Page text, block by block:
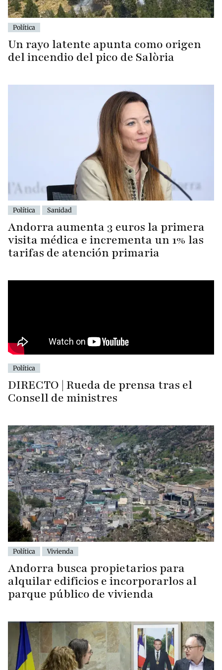
Política
Un rayo latente apunta como origen
del incendio del pico de Salòria
Política Sanidad
Andorra aumenta 3 euros la primera
visita médica e incrementa un 1% las
tarifas de atención primaria
Política
DIRECTO | Rueda de prensa tras el
Consell de ministres
Política Vivienda
Andorra busca propietarios para
alquilar edificios e incorporarlos al
parque público de vivienda